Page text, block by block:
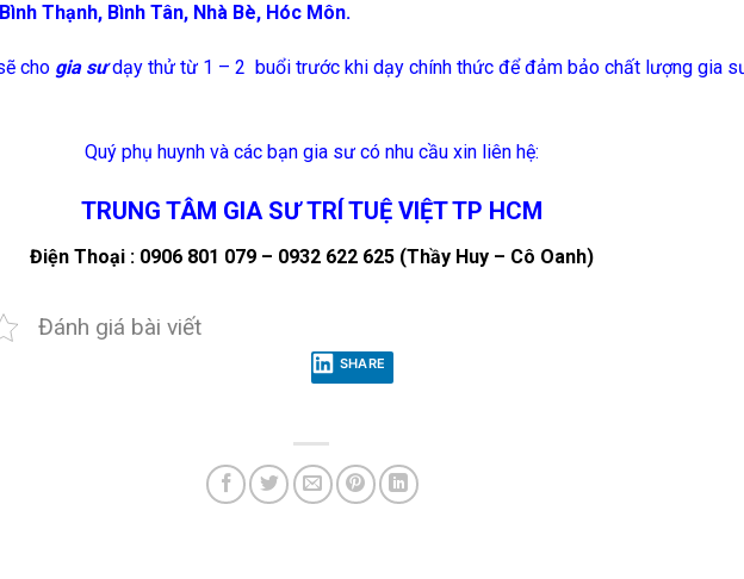
Thạnh, Bình Tân, Nhà Bè, Hóc Môn.
cho gia sưdạy thử từ 1 – 2 buổi trước khi dạy chính thức để đảm bảo chất lượng gia
Quý phụ huynh và các bạn gia sư có nhu cầu xin liên hệ:
TRUNG TÂM GIA SƯTRÍ TUỆ VIỆT TP HCM
Điện Thoại : 0906 801 079 – 0932 622 625 (Thầy Huy – Cô Oanh)
Đánh giá bài viết
SHARE